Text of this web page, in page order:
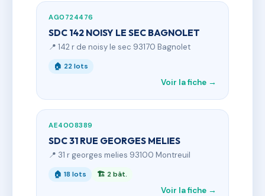
AG0724476
SDC 142 NOISY LE SEC BAGNOLET
📍 142 r de noisy le sec 93170 Bagnolet
🏠 22 lots
Voir la fiche →
AE4008389
SDC 31 RUE GEORGES MELIES
📍 31 r georges melies 93100 Montreuil
🏠 18 lots 🏗 2 bât.
Voir la fiche →